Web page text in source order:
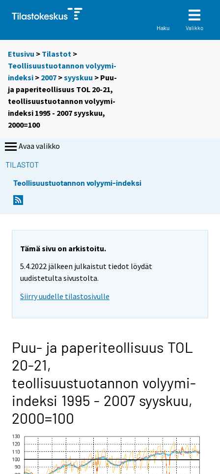
Haku Valikko
Etusivu > Tilastot >
Teollisuustuotannon volyymi-
indeksi > 2007 >syyskuu > Puu-
ja paperiteollisuus TOL 20-21,
teollisuustuotannon volyymi-
indeksi 1995 - 2007 syyskuu,
2000=100
Avaa valikko
TILASTOT
Teollisuustuotannon volyymi-indeksi
Tämä sivu on arkistoitu.
5.4.2022 jälkeen julkaistut tiedot löydät
uudistetulta sivustolta.
Siirry uudelle tilastosivulle
Puu- ja paperiteollisuus TOL
20-21,
teollisuustuotannon volyymi-
indeksi 1995 - 2007 syyskuu,
2000=100